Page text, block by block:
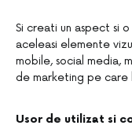
Si creati un aspect si
aceleasi elemente
mobile, social media,
de marketing pe care
Usor de utilizat si